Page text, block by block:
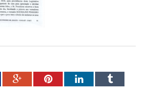
Google+PinterestLinkedInTumblr